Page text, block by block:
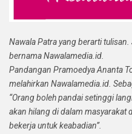
Nawala Patra yang berarti
bernama Nawalamedia.id.
Pandangan Pramoedya Ananta
melahirkan Nawalamedia.id.
“Orang boleh pandai setinggi
akan hilang di dalam masyarakat
bekerja untuk keabadian”.